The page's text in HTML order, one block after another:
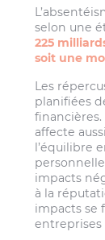
selon une
225
soit une
Les
planifiées
financières.
affecte
l’équilibre
impacts
à la
impacts se
entreprises